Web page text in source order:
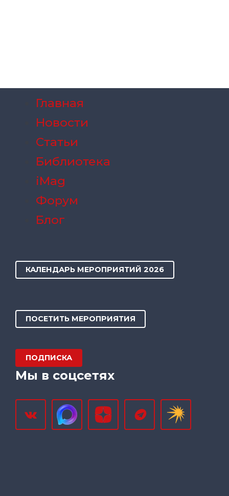
Главная
Новости
Статьи
Библиотека
iMag
Форум
Блог
КАЛЕНДАРЬ МЕРОПРИЯТИЙ 2026
ПОСЕТИТЬ МЕРОПРИЯТИЯ
ПОДПИСКА
Мы в соцсетях